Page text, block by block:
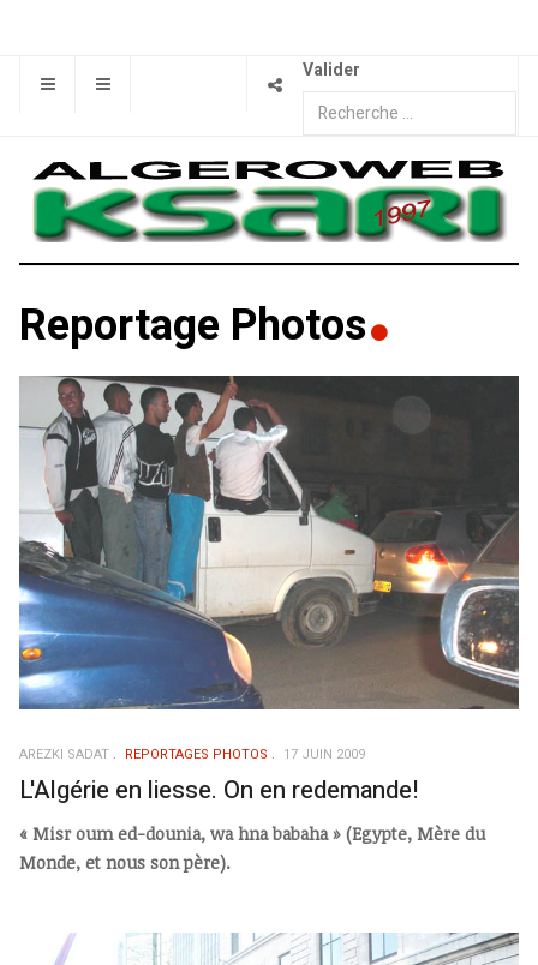
Valider
Reportage Photos
AREZKI SADAT REPORTAGES PHOTOS 17 JUIN 2009
L'Algérie en liesse. On en redemande!
« Misr oum ed-dounia, wa hna babaha » (Egypte, Mère du
Monde, et nous son père).